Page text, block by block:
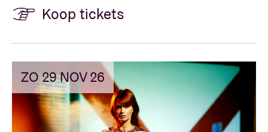
Koop tickets
ZO 29 NOV 26